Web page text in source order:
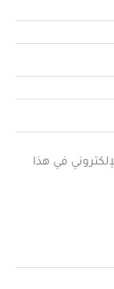
في هذا